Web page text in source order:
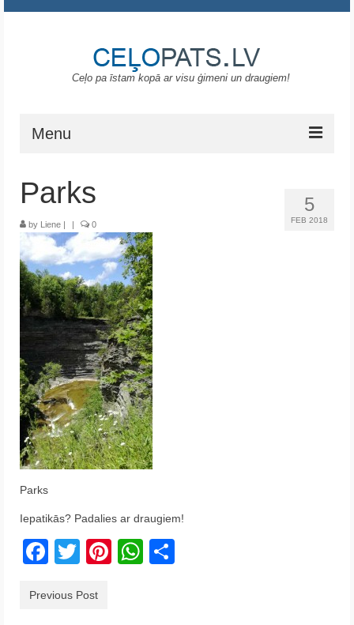
Ceļo pa īstam kopā ar visu ģimeni un draugiem!
Menu
Portugāle
ASV
Melnkalne
Grieķija
Krēta
Francija
Austrija
Itālija
Indonēzija
Par Mums
5
FEB 2018
Parks
by Liene | | 0
Parks
Iepatikās? Padalies ar draugiem!
Facebook
TwitterPinterest
WhatsApp
Previous Post